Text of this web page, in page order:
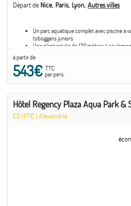
Départ de Nice Paris Lyon Autres villes
Un parc aquatique complet avec piscine à
toboggans juniors.
Une plage privée de 120 mètres à
enfants.
Une variété de restaurants et de bars
à partir de
543€TTC
par pers.
Hôtel Regency Plaza Aqua Park &
EGYPTE | Alexandrie